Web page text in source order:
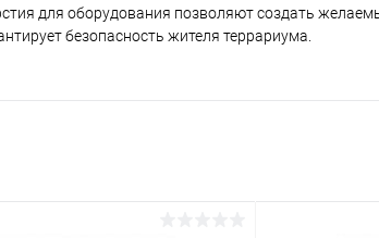
для оборудования позволяют создать
безопасность жителя террариума.